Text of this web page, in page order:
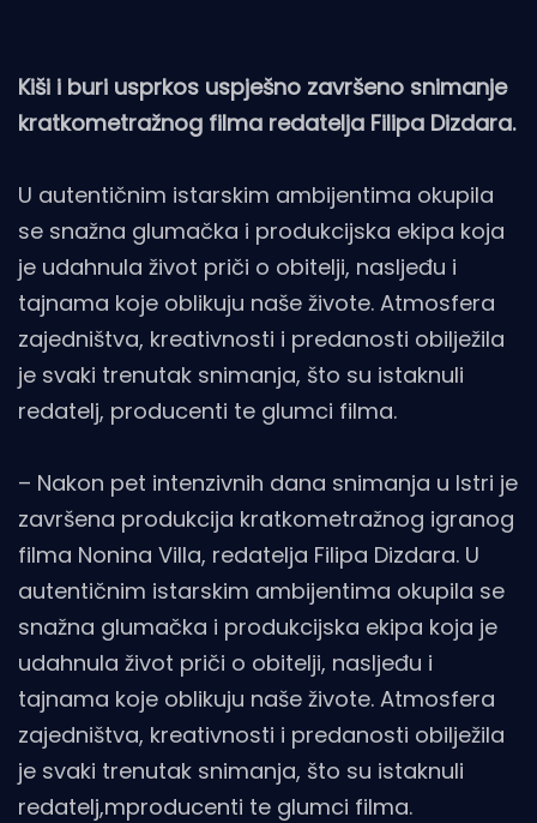
Kiši i buri usprkos uspješno završeno snimanje
kratkometražnog filma redatelja Filipa Dizdara.
U autentičnim istarskim ambijentima okupila
se snažna glumačka i produkcijska ekipa koja
je udahnula život priči o obitelji, nasljeđu i
tajnama koje oblikuju naše živote. Atmosfera
zajedništva, kreativnosti i predanosti obilježila
je svaki trenutak snimanja, što su istaknuli
redatelj, producenti te glumci filma.
– Nakon pet intenzivnih dana snimanja u Istri je
završena produkcija kratkometražnog igranog
filma Nonina Villa, redatelja Filipa Dizdara. U
autentičnim istarskim ambijentima okupila se
snažna glumačka i produkcijska ekipa koja je
udahnula život priči o obitelji, nasljeđu i
tajnama koje oblikuju naše živote. Atmosfera
zajedništva, kreativnosti i predanosti obilježila
je svaki trenutak snimanja, što su istaknuli
redatelj,mproducenti te glumci filma.